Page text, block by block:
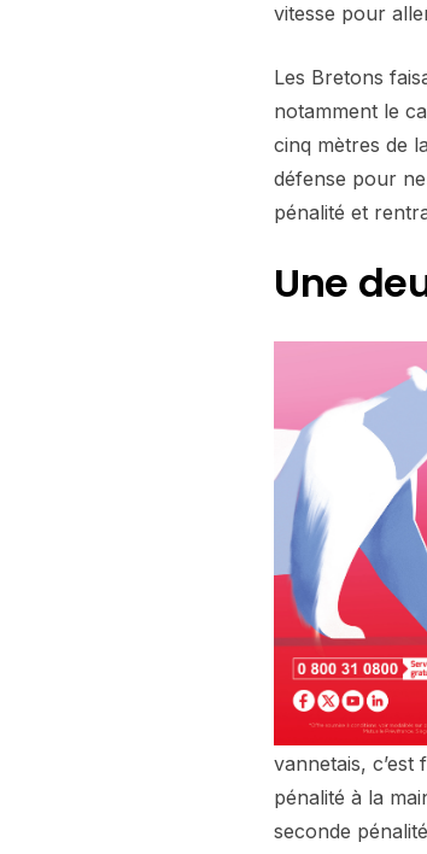
vitesse pour
Les Bretons
notamment le
cinq mètres de
défense pour ne
pénalité et
Une
vannetais,
pénalité à la
seconde